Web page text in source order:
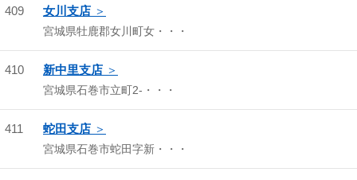
409 女川支店
宮城県牡鹿郡女川町女・・・
410 新中里支店
宮城県石巻市立町2-・・・
411 蛇田支店
宮城県石巻市蛇田字新・・・